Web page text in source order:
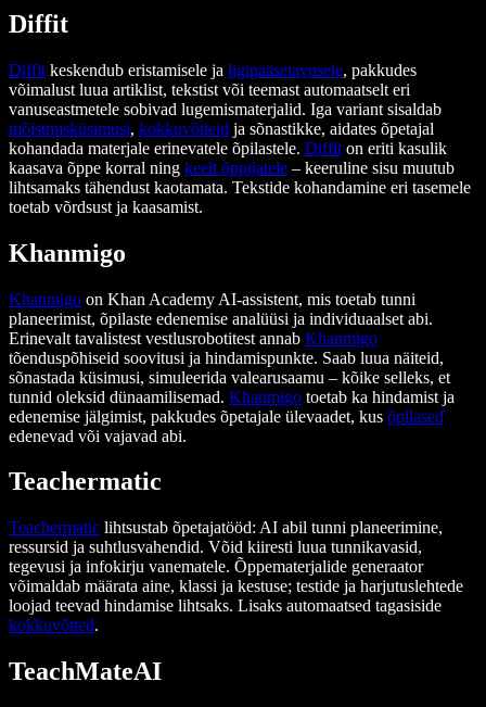
Diffit
Diffit keskendub eristamisele ja ligipääsetavusele, pakkudes
võimalust luua artiklist, tekstist või teemast automaatselt eri
vanuseastmetele sobivad lugemismaterjalid. Iga variant sisaldab
mõistmisküsimusi, kokkuvõtteid ja sõnastikke, aidates õpetajal
kohandada materjale erinevatele õpilastele. Diffit on eriti kasulik
kaasava õppe korral ning keelt õppijatele – keeruline sisu muutub
lihtsamaks tähendust kaotamata. Tekstide kohandamine eri tasemele
toetab võrdsust ja kaasamist.
Khanmigo
Khanmigo on Khan Academy AI-assistent, mis toetab tunni
planeerimist, õpilaste edenemise analüüsi ja individuaalset abi.
Erinevalt tavalistest vestlusrobotitest annab Khanmigo
tõenduspõhiseid soovitusi ja hindamispunkte. Saab luua näiteid,
sõnastada küsimusi, simuleerida valearusaamu – kõike selleks, et
tunnid oleksid dünaamilisemad. Khanmigo toetab ka hindamist ja
edenemise jälgimist, pakkudes õpetajale ülevaadet, kus õpilased
edenevad või vajavad abi.
Teachermatic
Teachermatic lihtsustab õpetajatööd: AI abil tunni planeerimine,
ressursid ja suhtlusvahendid. Võid kiiresti luua tunnikavasid,
tegevusi ja infokirju vanematele. Õppematerjalide generaator
võimaldab määrata aine, klassi ja kestuse; testide ja harjutuslehtede
loojad teevad hindamise lihtsaks. Lisaks automaatsed tagasiside
kokkuvõtted.
TeachMateAI